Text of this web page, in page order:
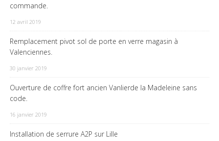
commande.
12 avril 2019
Remplacement pivot sol de porte en verre magasin à
Valenciennes.
30 janvier 2019
Ouverture de coffre fort ancien Vanlierde la Madeleine sans
code.
16 janvier 2019
Installation de serrure A2P sur Lille